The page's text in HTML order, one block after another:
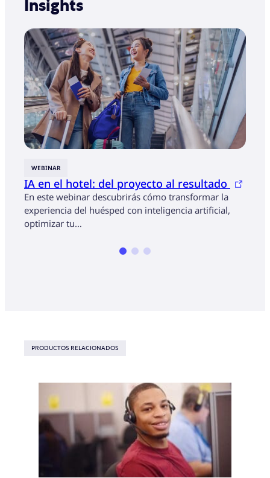
Insights
WEBINAR
IA en el hotel: del proyecto al resultado
En este webinar descubrirás cómo transformar la
experiencia del huésped con inteligencia artificial,
optimizar tu…
PRODUCTOS RELACIONADOS